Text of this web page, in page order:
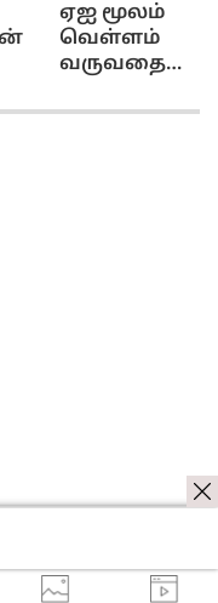
ஏஐ மூலம்
வெள்ளம்
வருவதை